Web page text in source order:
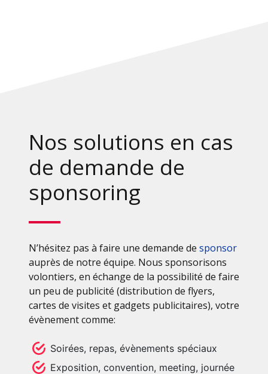
Nos solutions en cas
de demande de
sponsoring
N’hésitez pas à faire une demande de sponsor
auprès de notre équipe. Nous sponsorisons
volontiers, en échange de la possibilité de faire
un peu de publicité (distribution de flyers,
cartes de visites et gadgets publicitaires), votre
évènement comme:
Soirées, repas, évènements spéciaux
Exposition, convention, meeting, journée